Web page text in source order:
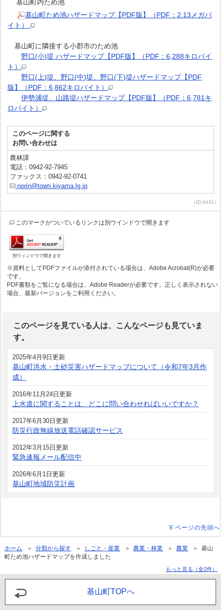
基山町内ため池
基山町ため池ハザードマップ【PDF版】（PDF：2.13メガバ
イト）
基山町に隣接する小郡市のため池
野口(小)堤 ハザードマップ【PDF版】（PDF：6,288キロバイ
ト）
野口(上)堤、野口(中)堤、野口(下)堤ハザードマップ【PDF
版】（PDF：6,862キロバイト）
伊勢浦堤、山路堤ハザードマップ【PDF版】（PDF：6,781キ
ロバイト）
このページに関する
お問い合わせは
農林課
電話：0942-92-7945
ファックス：0942-92-0741
norin@town.kiyama.lg.jp
（ID:3431）
このマークがついているリンクは別ウインドウで開きます
別ウィンドウで開きます
※資料としてPDFファイルが添付されている場合は、Adobe Acrobat(R)が必要
です。
PDF書類をご覧になる場合は、Adobe Readerが必要です。正しく表示されない
場合、最新バージョンをご利用ください。
このページを見ている人は、こんなページも見ていま
す。
2025年4月9日更新
基山町洪水・土砂災害ハザードマップについて（令和7年3月作
成）
2016年11月24日更新
上水道に関することは、どこに問い合わせればいいですか？
2017年6月30日更新
防災行政無線放送電話確認サービス
2012年3月15日更新
緊急速報メール配信中
2026年6月1日更新
基山町地域防災計画
ページの先頭へ
ホーム ＞分類から探す ＞ しごと・産業 ＞ 農業・林業 ＞ 農業 ＞ 基山
町ため池ハザードマップを作成しました
もっと見る（全2件）
基山町TOPへ